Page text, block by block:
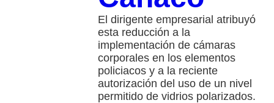
El dirigente empresarial atribuyó
esta reducción a la
implementación de cámaras
corporales en los elementos
policiacos y a la reciente
autorización del uso de un nivel
permitido de vidrios polarizados.